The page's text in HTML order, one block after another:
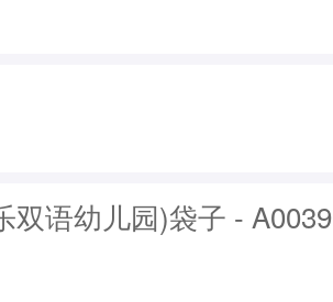
双语幼儿园)袋子 - A0039